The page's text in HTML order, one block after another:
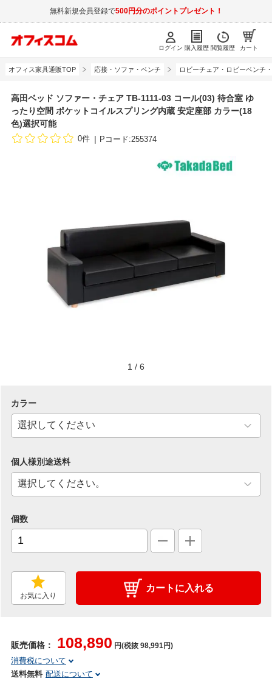
無料新規会員登録で500円分のポイントプレゼント！
ログイン 購入履歴 閲覧履歴 カート
オフィス家具通販TOP 応接・ソファ・ベンチ ロビーチェア・ロビーベンチ
高田ベッド ソファー・チェア TB-1111-03 コール(03) 待合室 ゆ
ったり空間 ポケットコイルスプリング内蔵 安定座部 カラー(18
色)選択可能
0件 Pコード:255374
1 / 6
カラー
個人様別途送料
個数
お気に入り
カートに入れる
販売価格： 108,890 円(税抜 98,991円)
消費税について
送料無料 配送について